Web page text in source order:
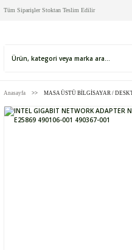
Tüm Siparişler Stoktan Teslim Edilir
Anasayfa MASA ÜSTÜ BİLGİSAYAR /